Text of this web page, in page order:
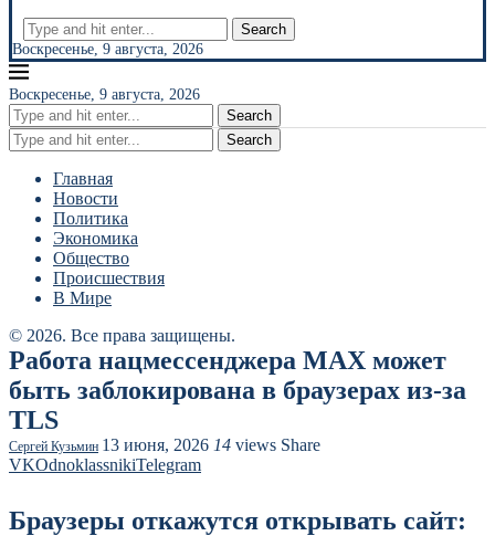
Search
Воскресенье, 9 августа, 2026
Воскресенье, 9 августа, 2026
Search
Search
Главная
Новости
Политика
Экономика
Общество
Происшествия
В Мире
© 2026. Все права защищены.
Работа нацмессенджера MAX может
быть заблокирована в браузерах из-за
TLS
Сергей Кузьмин 13 июня, 2026 14 views Share
VKOdnoklassnikiTelegram
Браузеры откажутся открывать сайт: